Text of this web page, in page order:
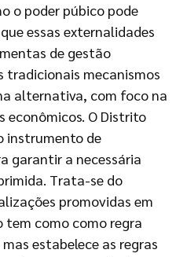
o poder púbico pode
essas externalidades
de gestão
tradicionais mecanismos
alternativa, com foco na
econômicos. O Distrito
instrumento de
garantir a necessária
Trata-se do
promovidas em
tem como como regra
estabelece as regras